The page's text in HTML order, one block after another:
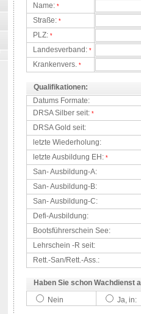
Name: *
Straße: *
PLZ: *
Landesverband: *
Krankenvers. *
Qualifikationen:
Datums Formate:
DRSA Silber seit: *
DRSA Gold seit:
letzte Wiederholung:
letzte Ausbildung EH: *
San- Ausbildung-A:
San- Ausbildung-B:
San- Ausbildung-C:
Defi-Ausbildung:
Bootsführerschein See:
Lehrschein -R seit:
Rett.-San/Rett.-Ass.:
Haben Sie schon Wachdienst
Nein
Ja, in: